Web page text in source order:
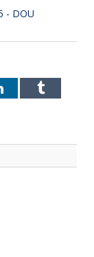
- DOU
LinkedInTumblr